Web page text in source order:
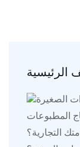
الرئيسية
الصغيرة
المطبوعات
التجارية؟